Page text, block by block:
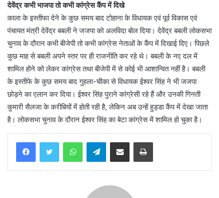
देवेंद्र कभी भाजपा तो कभी कांग्रेस कैंप में दिखे
काला के इस्तीफा देने के कुछ समय बाद टोहाना के विधायक एवं पूर्व विकास एवं
पंचायत मंत्री देवेंद्र बबली ने जजपा को अलविदा बोल दिया। देवेंद्र बबली लोकसभा
चुनाव के दौरान कभी बीजेपी तो कभी कांग्रेस नेताओं के कैंप में दिखाई दिए। पिछले
कुछ माह से बबली अपने स्तर पर ही राजनीति कर रहे थे। बबली के नए दल में
शामिल होने को लेकर कांग्रेस तथा बीजेपी में से कोई भी आशान्वित नहीं है। बबली
के इस्तीफे के कुछ समय बाद गुहला-चीका से विधायक ईश्वर सिंह ने भी जजपा
छोड़ने का एलान कर दिया। ईश्वर सिंह पुराने कांग्रेसी रहे हैं और उनकी गिनती
कुमारी सैलजा के करीबियों में होती रही है, लेकिन अब उन्हें हुड्डा कैंप में देखा जाता
है। लोकसभा चुनाव के दौरान ईश्वर सिंह का बेटा कांग्रेस में शामिल हो चुका है।
WhatsAppTelegramShare via Email Print